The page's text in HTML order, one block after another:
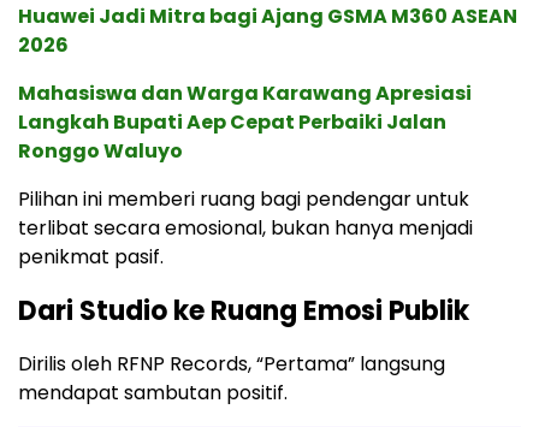
Huawei Jadi Mitra bagi Ajang GSMA M360 ASEAN
2026
Mahasiswa dan Warga Karawang Apresiasi
Langkah Bupati Aep Cepat Perbaiki Jalan
Ronggo Waluyo
Pilihan ini memberi ruang bagi pendengar untuk
terlibat secara emosional, bukan hanya menjadi
penikmat pasif.
Dari Studio ke Ruang Emosi Publik
Dirilis oleh RFNP Records, “Pertama” langsung
mendapat sambutan positif.